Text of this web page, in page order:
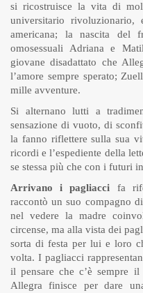
si ricostruisce la vita di
universitario rivoluzionario,
americana; la nascita del
omosessuali Adriana e
giovane disadattato che
l’amore sempre sperato;
mille avventure.
Si alternano lutti a
sensazione di vuoto, di
la fanno riflettere sulla sua
ricordi e l’espediente della
se stessa più che con i futuri
Arrivano i pagliacci fa
raccontò un suo compagno
nel vedere la madre
circense, ma alla vista dei
sorta di festa per lui e loro
volta. I pagliacci
il pensare che c’è sempre
Allegra finisce per dare